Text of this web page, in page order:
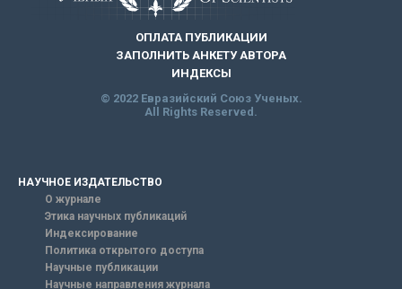
ОПЛАТА ПУБЛИКАЦИИ
ЗАПОЛНИТЬ АНКЕТУ АВТОРА
ИНДЕКСЫ
© 2022 Евразийский Союз Ученых.
All Rights Reserved.
НАУЧНОЕ ИЗДАТЕЛЬСТВО
О журнале
Этика научных публикаций
Индексирование
Политика открытого доступа
Научные публикации
Научные направления журнала